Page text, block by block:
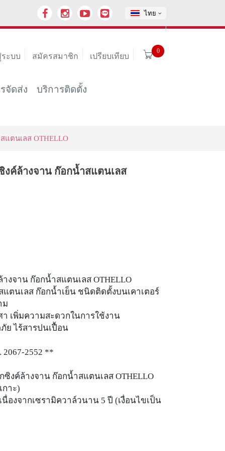
ไทย
ระบบ สมัครสมาชิก เปรียบเทียบ
0
จัดส่ง บริการติดตั้ง
แตนเลส OTHELLO
งค์ล้างจาน ก๊อกน้ำสแตนเลส
งจาน ก๊อกน้ำสแตนเลส OTHELLO
ตนเลส ก๊อกน้ำเย็น ชนิดติดตั้งบนเคาเตอร์
ม
เพิ่มความสะดวกในการใช้งาน
ย ไร้สารปนเปื้อน
2552 **
งค์ล้างจาน ก๊อกน้ำสแตนเลส OTHELLO
กาะ)
องจากเซรามิควาล์วนาน 5 ปี (เงื่อนไขเป็น